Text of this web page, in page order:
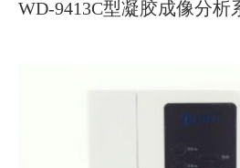
WD-9413C型凝胶成像分析